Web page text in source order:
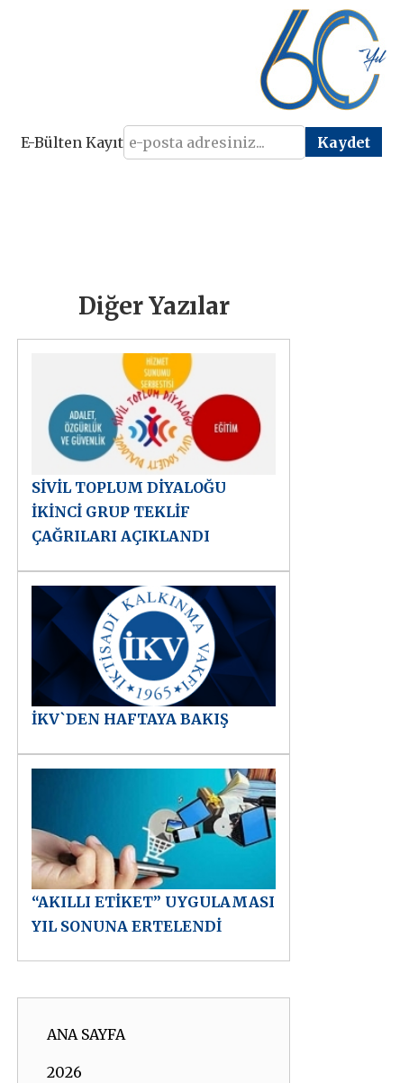
E-Bülten Kayıt
Diğer Yazılar
SİVİL TOPLUM DİYALOĞU
İKİNCİ GRUP TEKLİF
ÇAĞRILARI AÇIKLANDI
İKV`DEN HAFTAYA BAKIŞ
“AKILLI ETİKET” UYGULAMASI
YIL SONUNA ERTELENDİ
ANA SAYFA
2026